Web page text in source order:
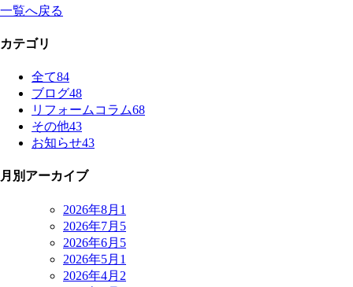
一覧へ戻る
カテゴリ
全て84
ブログ48
リフォームコラム68
その他43
お知らせ43
月別アーカイブ
2026年8月 1
2026年7月 5
2026年6月 5
2026年5月 1
2026年4月 2